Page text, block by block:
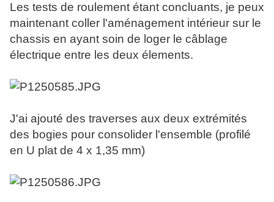
Les tests de roulement étant concluants, je peux
maintenant coller l'aménagement intérieur sur le
chassis en ayant soin de loger le câblage
électrique entre les deux élements.
J'ai ajouté des traverses aux deux extrémités
des bogies pour consolider l'ensemble (profilé
en U plat de 4 x 1,35 mm)